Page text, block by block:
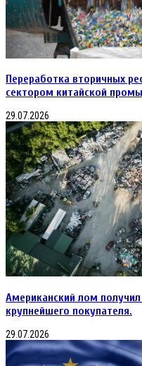
Переработка вторичных
сектором китайской
29.07.2026
Американский лом
крупнейшего покупателя.
29.07.2026